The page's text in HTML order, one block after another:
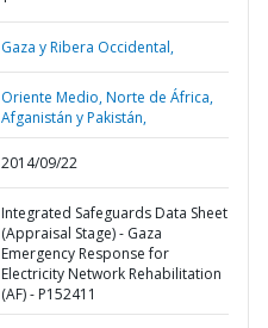
Gaza y Ribera Occidental,
Oriente Medio, Norte de África,
Afganistán y Pakistán,
2014/09/22
Integrated Safeguards Data Sheet
(Appraisal Stage) - Gaza
Emergency Response for
Electricity Network Rehabilitation
(AF) - P152411